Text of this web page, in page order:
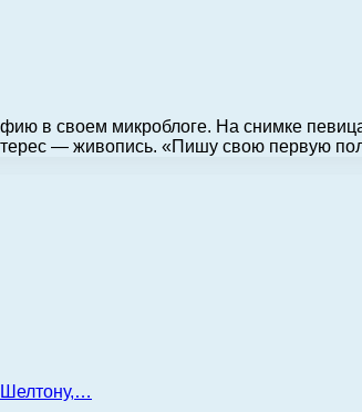
в своем микроблоге. На снимке
— живопись. «Пишу свою первую
Шелтону,…